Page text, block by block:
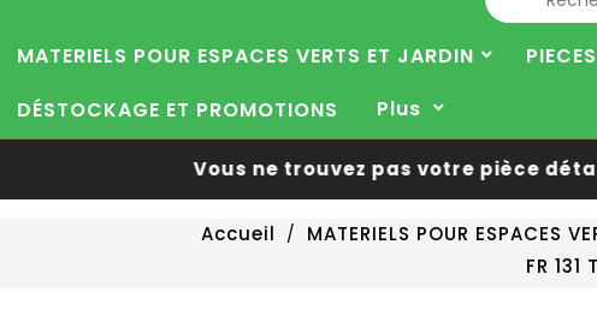
MATERIELS POUR ESPACES VERTS ET JARDIN
DÉSTOCKAGE ET PROMOTIONS
Plus
Vous ne trouvez pas votre pièce
Accueil MATERIELS POUR ESPACES
FR